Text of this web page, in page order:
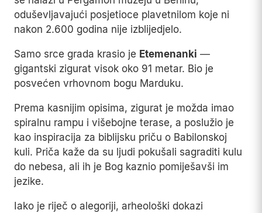
oduševljavajući posjetioce plavetnilom koje ni
nakon 2.600 godina nije izblijedjelo.
Samo srce grada krasio je Etemenanki —
gigantski zigurat visok oko 91 metar. Bio je
posvećen vrhovnom bogu Marduku.
Prema kasnijim opisima, zigurat je možda imao
spiralnu rampu i višebojne terase, a poslužio je
kao inspiracija za biblijsku priču o Babilonskoj
kuli. Priča kaže da su ljudi pokušali sagraditi kulu
do nebesa, ali ih je Bog kaznio pomiješavši im
jezike.
Iako je riječ o alegoriji, arheološki dokazi